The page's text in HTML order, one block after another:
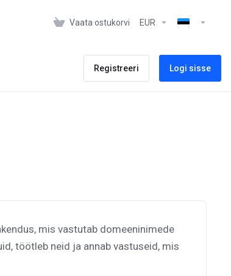
Vaata ostukorvi EUR
Registreeri Logi sisse
mis vastutab domeeninimede
töötleb neid ja annab vastuseid, mis